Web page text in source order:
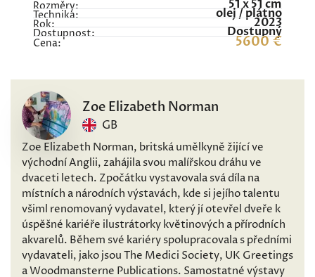
Rozměry: 51 x 51 cm
Technika: olej / plátno
Rok: 2023
Dostupnost: Dostupný
Cena: 5600 €
Zoe Elizabeth Norman
GB
Zoe Elizabeth Norman, britská umělkyně žijící ve
východní Anglii, zahájila svou malířskou dráhu ve
dvaceti letech. Zpočátku vystavovala svá díla na
místních a národních výstavách, kde si jejího talentu
všiml renomovaný vydavatel, který jí otevřel dveře k
úspěšné kariéře ilustrátorky květinových a přírodních
akvarelů. Během své kariéry spolupracovala s předními
vydavateli, jako jsou The Medici Society, UK Greetings
a Woodmansterne Publications. Samostatné výstavy